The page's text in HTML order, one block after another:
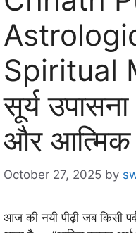
Spiritual
सूर्य
और आत्मिक
October 27, 2025 by
आज की नयी पीढ़ी जब किसी